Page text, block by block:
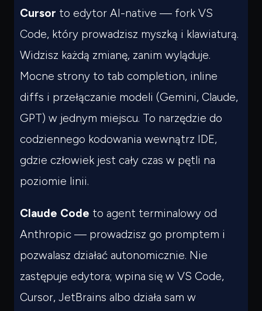
Cursor to edytor AI-native — fork VS
Code, który prowadzisz myszką i klawiaturą.
Widzisz każdą zmianę, zanim wyląduje.
Mocne strony to tab completion, inline
diffs i przełączanie modeli (Gemini, Claude,
GPT) w jednym miejscu. To narzędzie do
codziennego kodowania wewnątrz IDE,
gdzie człowiek jest cały czas w pętli na
poziomie linii.
Claude Code to agent terminalowy od
Anthropic — prowadzisz go promptem i
pozwalasz działać autonomicznie. Nie
zastępuje edytora; wpina się w VS Code,
Cursor, JetBrains albo działa sam w